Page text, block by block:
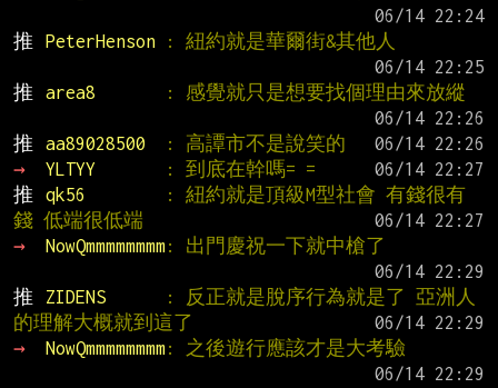
推
PeterHenson
: 紐約就是華爾街&其他人
推
area8
: 感覺就只是想要找個理由來放縱
推
aa89028500 : 高譚市不是說笑的
→
YLTYY : 到底在幹嗎= =
推
qk56
: 紐約就是頂級M型社會 有錢很有
錢 低端很低端
→
NowQmmmmmmmm: 出門慶祝一下就中槍了
推
ZIDENS
: 反正就是脫序行為就是了 亞洲人
的理解大概就到這了
→
NowQmmmmmmmm: 之後遊行應該才是大考驗